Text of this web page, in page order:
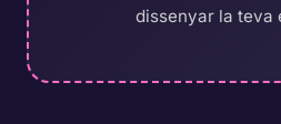
dissenyar la teva